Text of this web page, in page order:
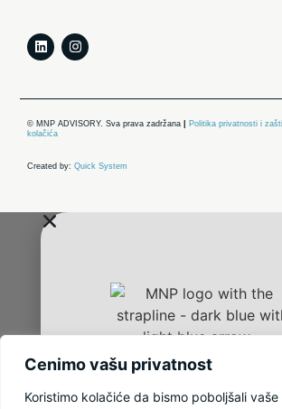
Cenimo vašu privatnost
Koristimo kolačiće da bismo poboljšali
© MNP ADVISORY. Sva prava zadržana Politika privatnosti i
kolačića
Created by: Quick System
Mi smo partneri naših klijenata a oni su